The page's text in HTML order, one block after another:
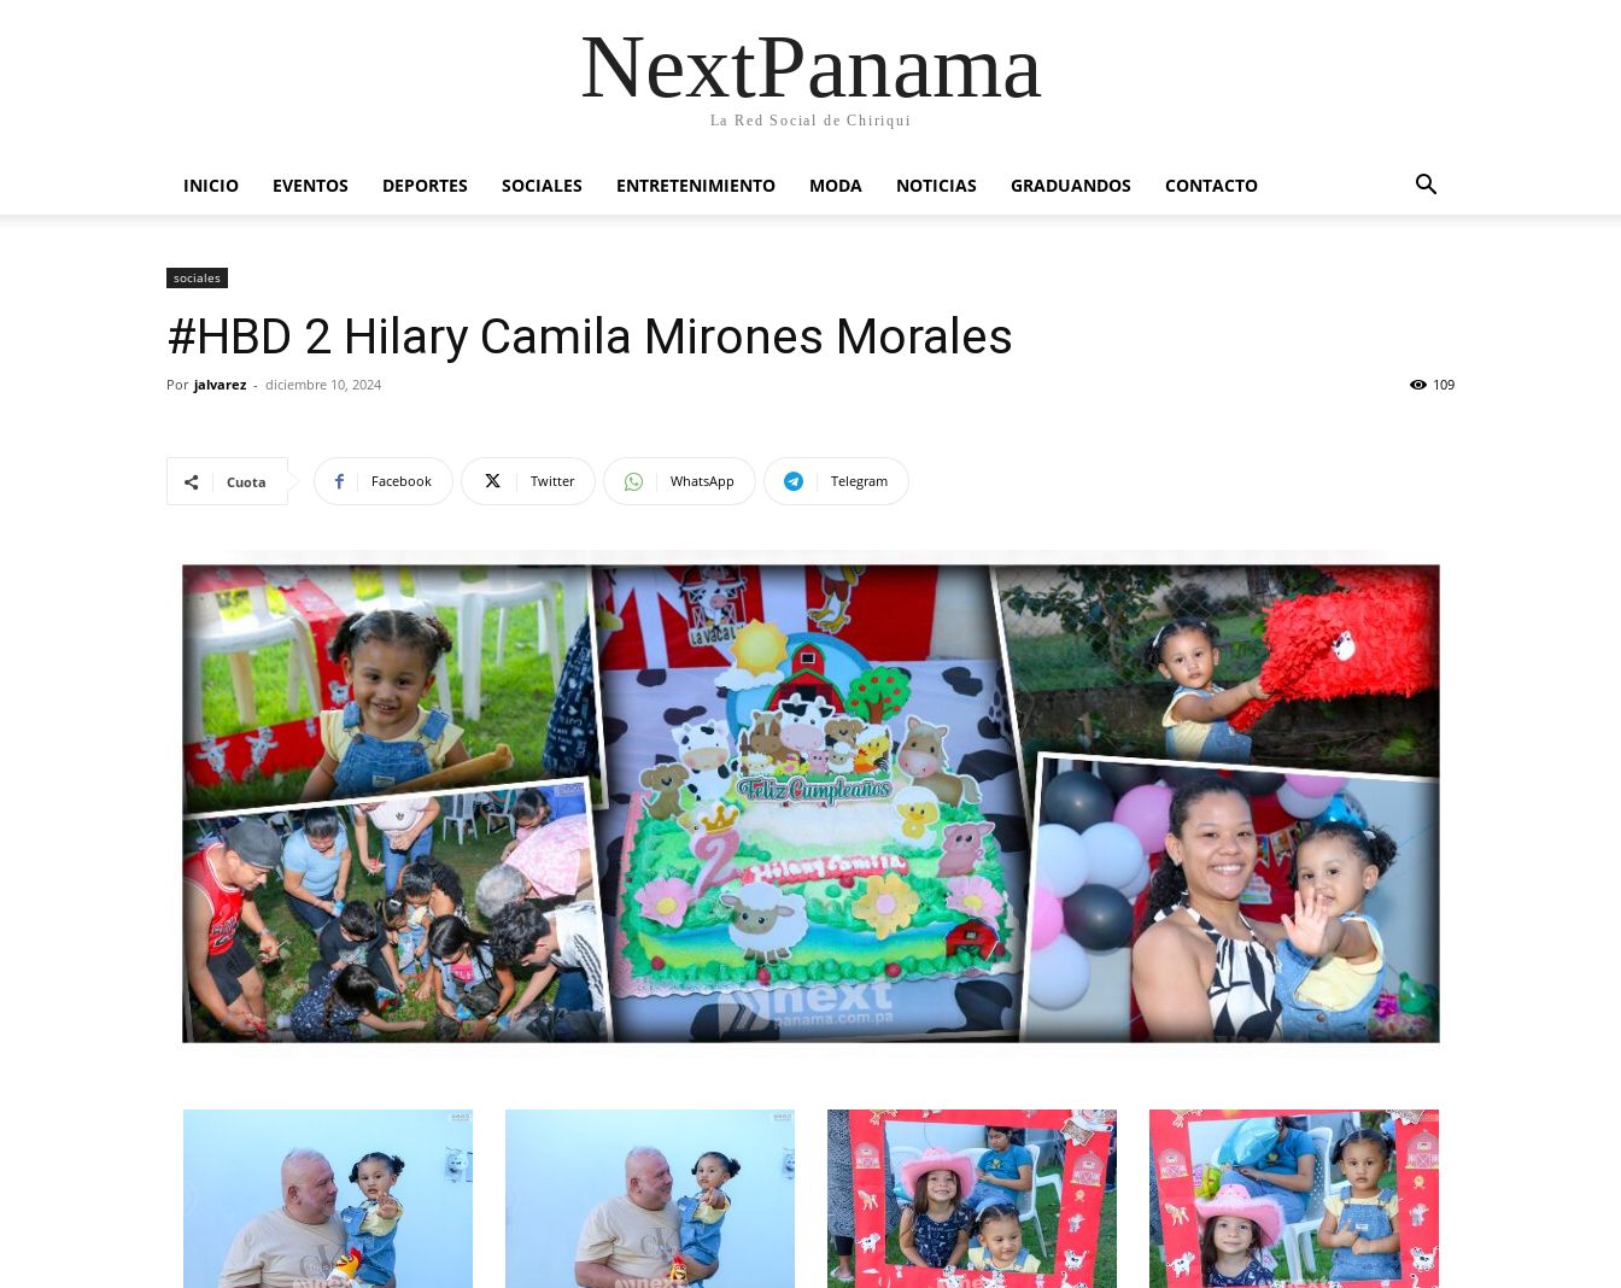
NextPanama
La Red Social de Chiriqui
INICIO EVENTOS DEPORTES SOCIALES ENTRETENIMIENTO MODA NOTICIAS GRADUANDOS CONTACTO
sociales
#HBD 2 Hilary Camila Mirones Morales
Por jalvarez - diciembre 10, 2024 109
Cuota Facebook Twitter WhatsApp Telegram